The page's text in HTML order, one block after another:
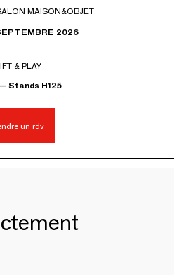
MAISON&OBJET
2026
& PLAY
Stands H125
un rdv